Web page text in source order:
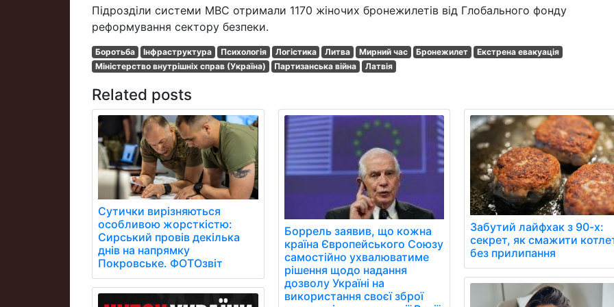
Підрозділи системи МВС отримали 1170 жіночих бронежилетів від Глобального фонду
реформування сектору безпеки.
Боротьба Інфраструктура Психологія Логістика Литва Мирний час Бронежилет
Екстрена евакуація
Міністерство внутрішніх справ (Україна)
Партизанська війна Латвія
Related posts
Сутички вирізняються
особливою жорсткістю:
Сирський провів декілька
днів на напрямку
Покровське. ФОТОзвіт
Боррель заявив, що кожна
країна Європейського Союзу
самостійно ухвалюватиме
рішення щодо надання
дозволу Україні на
використання своєї зброї
Забутий лайфхак з 90-х:
секрет, як смажити
без прилипання